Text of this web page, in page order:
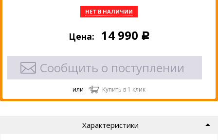
НЕТ В НАЛИЧИИ
Цена: 14 990 Р
Сообщить о поступлении
или Купить в 1 клик
Характеристики